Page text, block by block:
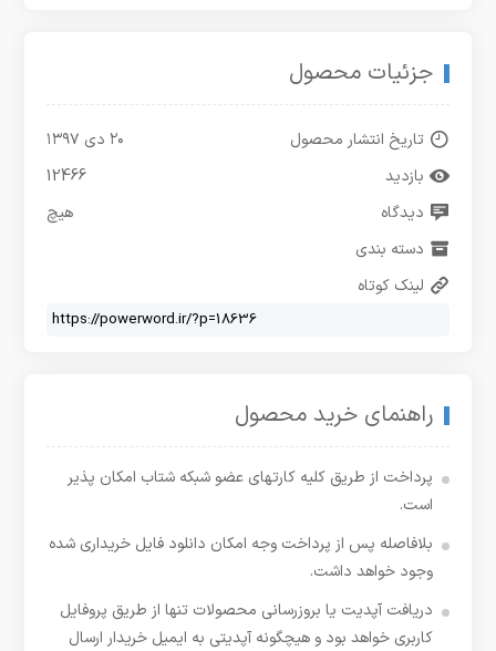
جزئیات محصول
تاریخ انتشار محصول
۲۰ دی ۱۳۹۷
بازدید
12466
دیدگاه
هیچ
دسته بندی
لینک کوتاه
راهنمای خرید محصول
پرداخت از طریق کلیه کارتهای عضو شبکه شتاب امکان پذیر
است.
بلافاصله پس از پرداخت وجه امکان دانلود فایل خریداری شده
وجود خواهد داشت.
دریافت آپدیت یا بروزرسانی محصولات تنها از طریق پروفایل
کاربری خواهد بود و هیچگونه آپدیتی به ایمیل خریدار ارسال